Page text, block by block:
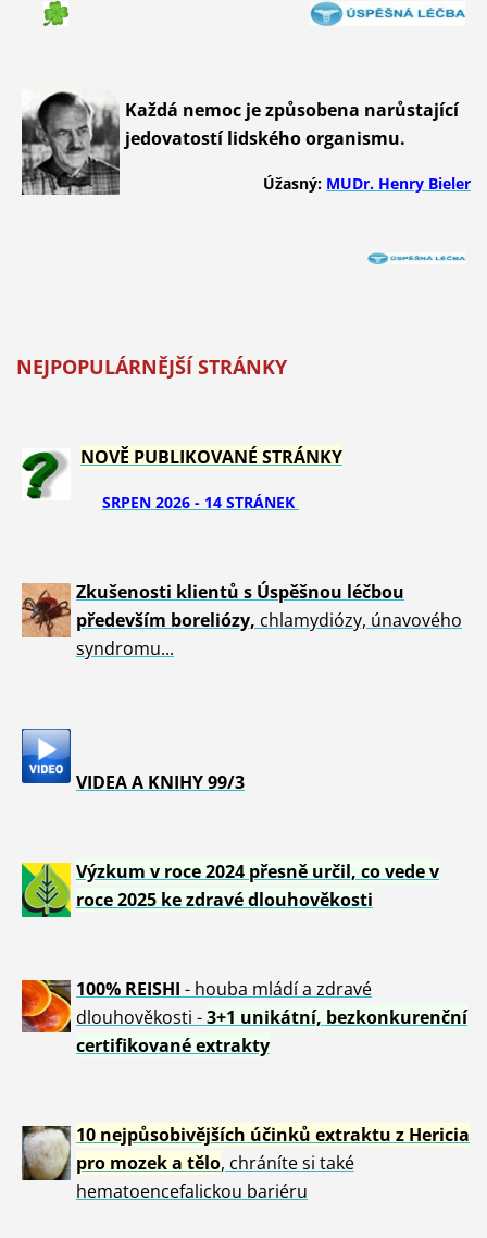
Každá nemoc je způsobena narůstající
jedovatostí lidského organismu.
Úžasný: MUDr. Henry Bieler
NEJPOPULÁRNĚJŠÍ STRÁNKY
NOVĚ PUBLIKOVANÉ STRÁNKY
SRPEN 2026 - 14 STRÁNEK
Zkušenosti klientů s Úspěšnou léčbou
především boreliózy, chlamydiózy, únavového
syndromu...
VIDEA A KNIHY 99/3
Výzkum v roce 2024 přesně určil, co vede v
roce 2025 ke zdravé dlouhověkosti
100% REISHI - houba mládí a zdravé
dlouhověkosti -3+1 unikátní, bezkonkurenční
certifikované extrakty
10 nejpůsobivějších účinků extraktu z Hericia
pro mozek a tělo, chráníte si také
hematoencefalickou bariéru